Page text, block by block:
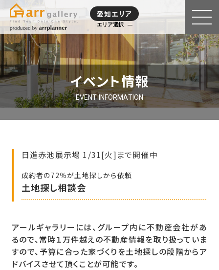
愛知エリア
エリア選択
イベント情報
EVENT INFORMATION
日進赤池展示場 1/31[火]まで開催中
成約者の72％が土地探しから依頼
土地探し相談会
アールギャラリーには、グループ内に不動産会社があ
るので、常時１万件越えの不動産情報を取り扱っていま
すので、予算に合った家づくりを土地探しの段階からア
ドバイスさせて頂くことが可能です。